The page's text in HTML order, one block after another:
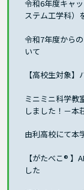
令和6年度キャ
ステム工学科）
令和7年度から
いて
【高校生対象
ミニミニ科学教
しました！－本
由利高校にて本
【がたべこ®
した